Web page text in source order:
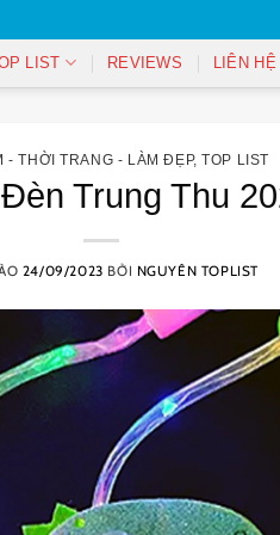
LIST REVIEWS LIÊN HỆ
- THỜI TRANG - LÀM ĐẸP,TOP LIST
Trung Thu
24/09/2023 BỞI NGUYÊN TOPLIST